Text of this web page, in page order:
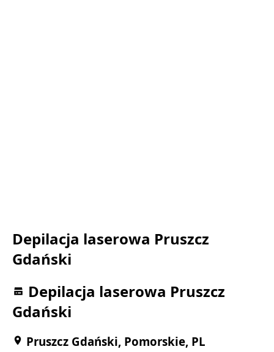
Depilacja laserowa Pruszcz
Gdański
Depilacja laserowa Pruszcz
Gdański
Pruszcz Gdański, Pomorskie, PL